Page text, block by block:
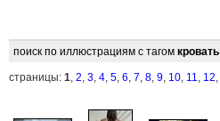
поиск по иллюстрациям с тагом кровать
страницы: 1, 2, 3, 4, 5, 6, 7, 8, 9, 10, 11, 12,